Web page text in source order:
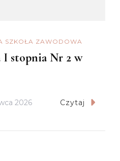
SZKOŁA ZAWODOWA
I stopnia Nr 2 w
2026 Czytaj